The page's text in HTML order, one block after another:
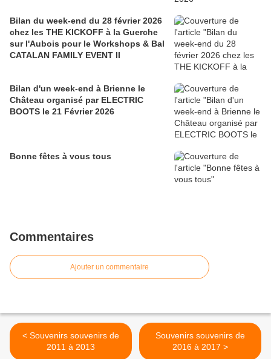
Bilan du week-end du 28 février 2026
chez les THE KICKOFF à la Guerche
sur l'Aubois pour le Workshops & Bal
CATALAN FAMILY EVENT II
Bilan d'un week-end à Brienne le
Château organisé par ELECTRIC
BOOTS le 21 Février 2026
Bonne fêtes à vous tous
Commentaires
Ajouter un commentaire
< Souvenirs souvenirs de
2011 à 2013
Souvenirs souvenirs de
2016 à 2017 >